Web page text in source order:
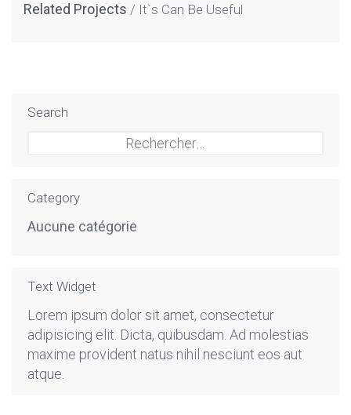
Related Projects It`s Can Be Useful
Search
Category
Aucune catégorie
Text Widget
Lorem ipsum dolor sit amet, consectetur
adipisicing elit. Dicta, quibusdam. Ad molestias
maxime provident natus nihil nesciunt eos aut
atque.